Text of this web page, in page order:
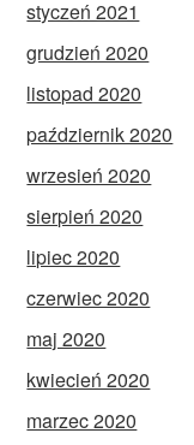
styczeń 2021
grudzień 2020
listopad 2020
październik 2020
wrzesień 2020
sierpień 2020
lipiec 2020
czerwiec 2020
maj 2020
kwiecień 2020
marzec 2020